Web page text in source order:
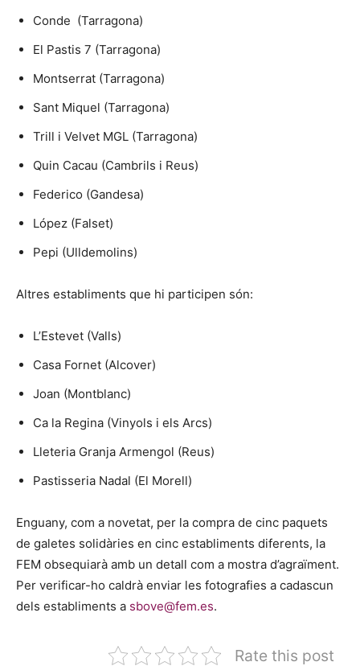
Conde (Tarragona)
El Pastis 7 (Tarragona)
Montserrat (Tarragona)
Sant Miquel (Tarragona)
Trill i Velvet MGL (Tarragona)
Quin Cacau (Cambrils i Reus)
Federico (Gandesa)
López (Falset)
Pepi (Ulldemolins)
Altres establiments que hi participen són:
L’Estevet (Valls)
Casa Fornet (Alcover)
Joan (Montblanc)
Ca la Regina (Vinyols i els Arcs)
Lleteria Granja Armengol (Reus)
Pastisseria Nadal (El Morell)
Enguany, com a novetat, per la compra de cinc paquets
de galetes solidàries en cinc establiments diferents, la
FEM obsequiarà amb un detall com a mostra d’agraïment.
Per verificar-ho caldrà enviar les fotografies a cadascun
dels establiments a sbove@fem.es.
Rate this post